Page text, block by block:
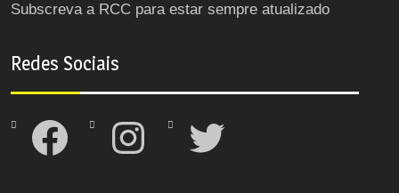
Subscreva a RCC para estar sempre atualizado
Redes Sociais
Facebook Instagram Twitter